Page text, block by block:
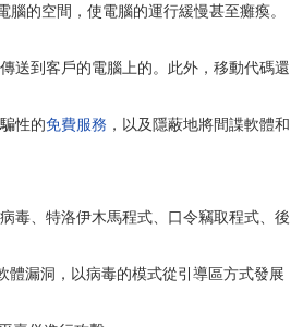
的空間，使電腦的運行緩慢甚至癱瘓。
到客戶的電腦上的。此外，移動代碼還
性的免費服務 ，以及隱蔽地將間諜軟體和
、特洛伊木馬程式、口令竊取程式、後
漏洞，以病毒的模式從引導區方式發展